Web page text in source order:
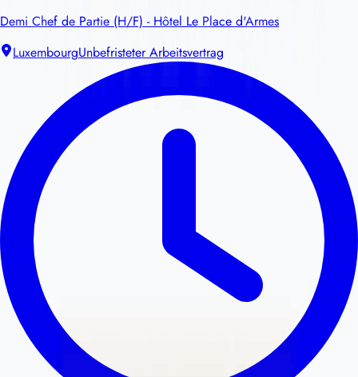
Demi Chef de Partie (H/F) - Hôtel Le Place d'Armes
LuxembourgUnbefristeter Arbeitsvertrag